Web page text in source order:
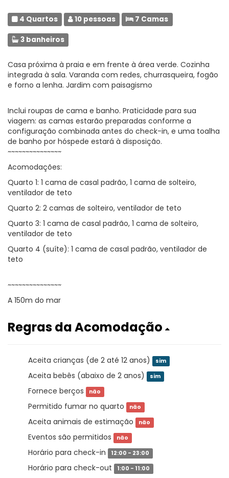
4 Quartos 10 pessoas 7 Camas
3 banheiros
Casa próxima à praia e em frente à área verde. Cozinha
integrada à sala. Varanda com redes, churrasqueira, fogão
e forno a lenha. Jardim com paisagismo
Inclui roupas de cama e banho. Praticidade para sua
viagem: as camas estarão preparadas conforme a
configuração combinada antes do check-in, e uma toalha
de banho por hóspede estará à disposição.
~~~~~~~~~~~~~~~
Acomodações:
Quarto 1: 1 cama de casal padrão, 1 cama de solteiro,
ventilador de teto
Quarto 2: 2 camas de solteiro, ventilador de teto
Quarto 3: 1 cama de casal padrão, 1 cama de solteiro,
ventilador de teto
Quarto 4 (suíte): 1 cama de casal padrão, ventilador de
teto
~~~~~~~~~~~~~~~
A 150m do mar
Regras da Acomodação
Aceita crianças (de 2 até 12 anos) sim
Aceita bebês (abaixo de 2 anos) sim
Fornece berços não
Permitido fumar no quarto não
Aceita animais de estimação não
Eventos são permitidos não
Horário para check-in 12:00 - 23:00
Horário para check-out 1:00 - 11:00